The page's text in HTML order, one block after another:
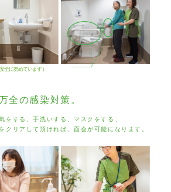
全に努めています）
全の感染対策。
をする、手洗いする、マスクをする、
クリアして頂ければ、面会が可能になります。